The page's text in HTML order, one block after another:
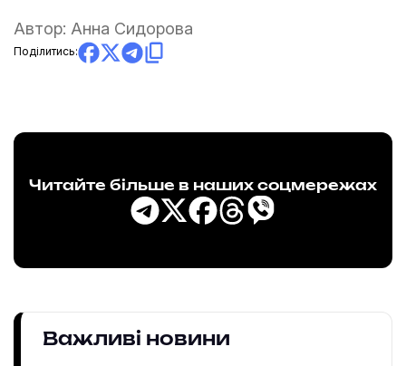
Автор: Анна Сидорова
Поділитись:
Читайте більше в наших соцмережах
Важливі новини